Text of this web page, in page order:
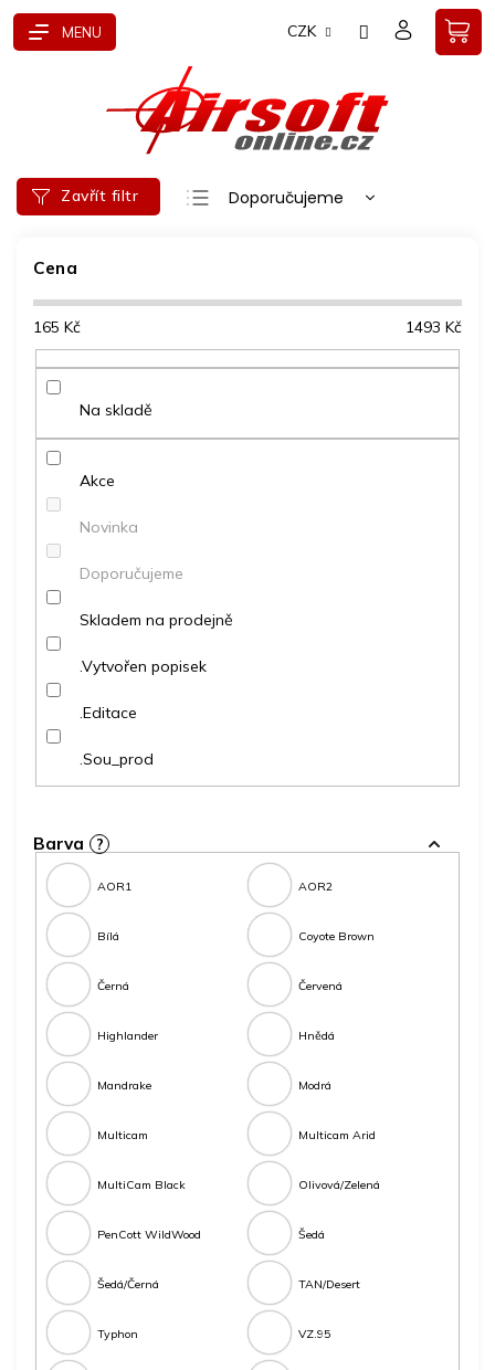
Přejít
CZK
Ř
a
í
r
u
Doporučujeme
Nejprodávanější
Zavřít filtr
Cena
165 Kč 1493 Kč
Na skladě
Akce
Novinka
Doporučujeme
Skladem na prodejně
.Vytvořen popisek
.Editace
.Sou_prod
Barva ?
AOR1 AOR2
Bílá Coyote Brown
Černá Červená
Highlander Hnědá
Mandrake Modrá
Multicam Multicam Arid
MultiCam Black Olivová/Zelená
PenCott WildWood Šedá
Šedá/Černá TAN/Desert
Typhon VZ.95